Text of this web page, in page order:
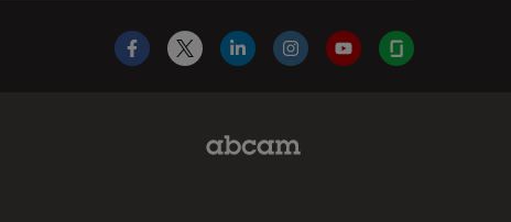
Facebook
X LinkedInInstagramYouTubeGlassdoor